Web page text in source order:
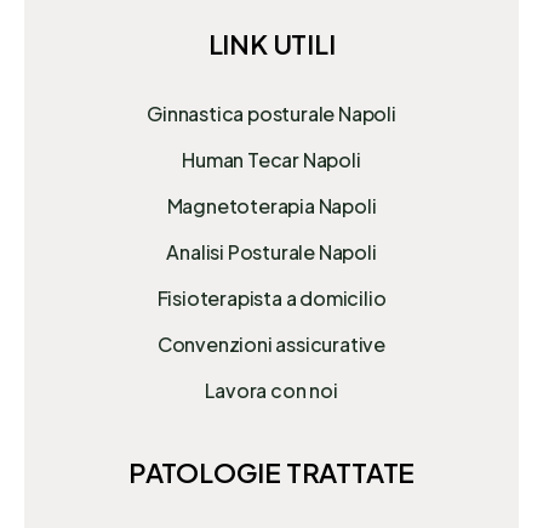
LINK UTILI
Ginnastica posturale Napoli
Human Tecar Napoli
Magnetoterapia Napoli
Analisi Posturale Napoli
Fisioterapista a domicilio
Convenzioni assicurative
Lavora con noi
PATOLOGIE TRATTATE